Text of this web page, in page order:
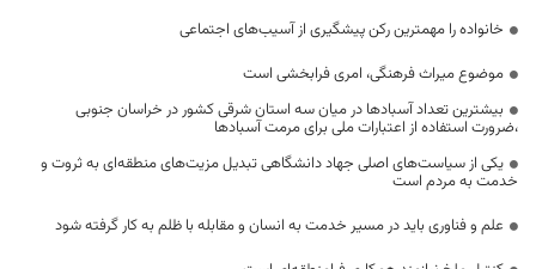
خانواده را مهمترین رکن پیشگیری از آسیب‌های اجتماعی
موضوع میراث فرهنگی، امری فرابخشی است
بیشترین تعداد آسبادها در میان سه استان شرقی کشور در خراسان جنوبی
،ضرورت استفاده از اعتبارات ملی برای مرمت آسبادها
یکی از سیاست‌های اصلی جهاد دانشگاهی تبدیل مزیت‌های منطقه‌ای به ثروت و
خدمت به مردم است
علم و فناوری باید در مسیر خدمت به انسان و مقابله با ظلم به کار گرفته شود